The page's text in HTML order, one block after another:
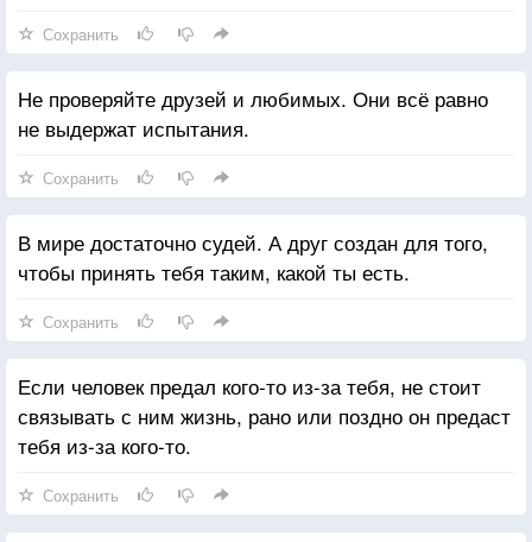
Сохранить
Не проверяйте друзей и любимых. Они всё равно
не выдержат испытания.
Сохранить
В мире достаточно судей. А друг создан для того,
чтобы принять тебя таким, какой ты есть.
Сохранить
Если человек предал кого-то из-за тебя, не стоит
связывать с ним жизнь, рано или поздно он предаст
тебя из-за кого-то.
Сохранить